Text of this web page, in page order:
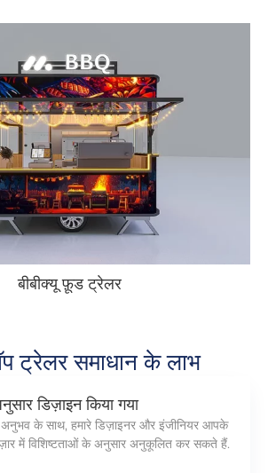
बीबीक्यू फ़ूड ट्रेलर
ट्रेलर समाधान के लाभ
डिज़ाइन किया गया
अनुभव के साथ, हमारे डिज़ाइनर और इंजीनियर आपके
में विशिष्टताओं के अनुसार अनुकूलित कर सकते हैं.